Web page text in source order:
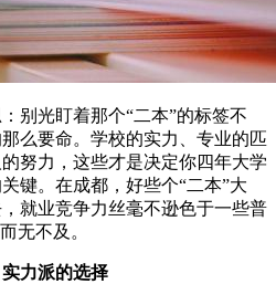
别光盯着那个“二本”的标签不
么要命。学校的实力、专业的匹
努力，这些才是决定你四年大学
键。在成都，好些个“二本”大
就业竞争力丝毫不逊色于一些普
无不及。
力派的选择